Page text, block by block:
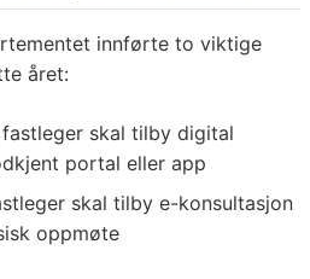
innførte to viktige
året:
skal tilby digital
portal eller app
skal tilby e-konsultasjon
oppmøte